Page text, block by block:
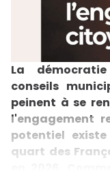
La
conseils
peinent à se
l'engagement
potentiel
quart des
en 2026.